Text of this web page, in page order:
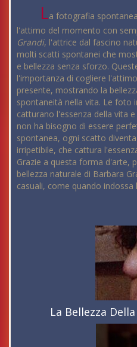
La fotografia
l'attimo del momento con
Grandi, l'attrice dal fascino
molti scatti spontanei che
e bellezza senza sforzo.
l'importanza di cogliere
presente, mostrando la
spontaneità nella vita. Le foto
catturano l'essenza della vita
non ha bisogno di essere
spontanea, ogni scatto
irripetibile, che cattura
Grazie a questa forma d'arte,
bellezza naturale di Barbara
casuali, come quando indossa
La Bellezza